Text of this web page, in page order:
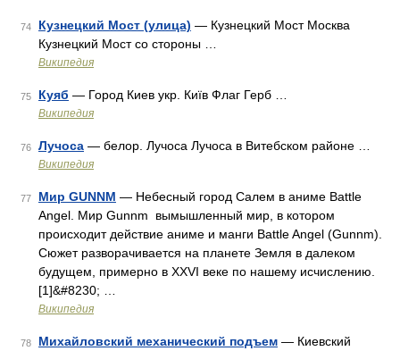
74 Кузнецкий Мост (улица) — Кузнецкий Мост Москва
Кузнецкий Мост со стороны …
Википедия
75 Куяб — Город Киев укр. Київ Флаг Герб …
Википедия
76 Лучоса — белор. Лучоса Лучоса в Витебском районе …
Википедия
77 Мир GUNNM — Небесный город Салем в аниме Battle
Angel. Мир Gunnm вымышленный мир, в котором
происходит действие аниме и манги Battle Angel (Gunnm).
Сюжет разворачивается на планете Земля в далеком
будущем, примерно в XXVI веке по нашему исчислению.
[1]&#8230; …
Википедия
78 Михайловский механический подъем — Киевский